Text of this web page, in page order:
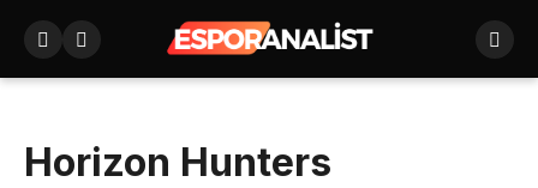
Horizon Hunters